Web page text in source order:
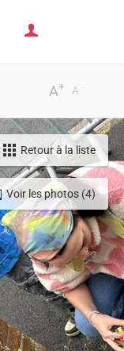
-
A
+
A
Voir les photos (4)
Retour à la liste